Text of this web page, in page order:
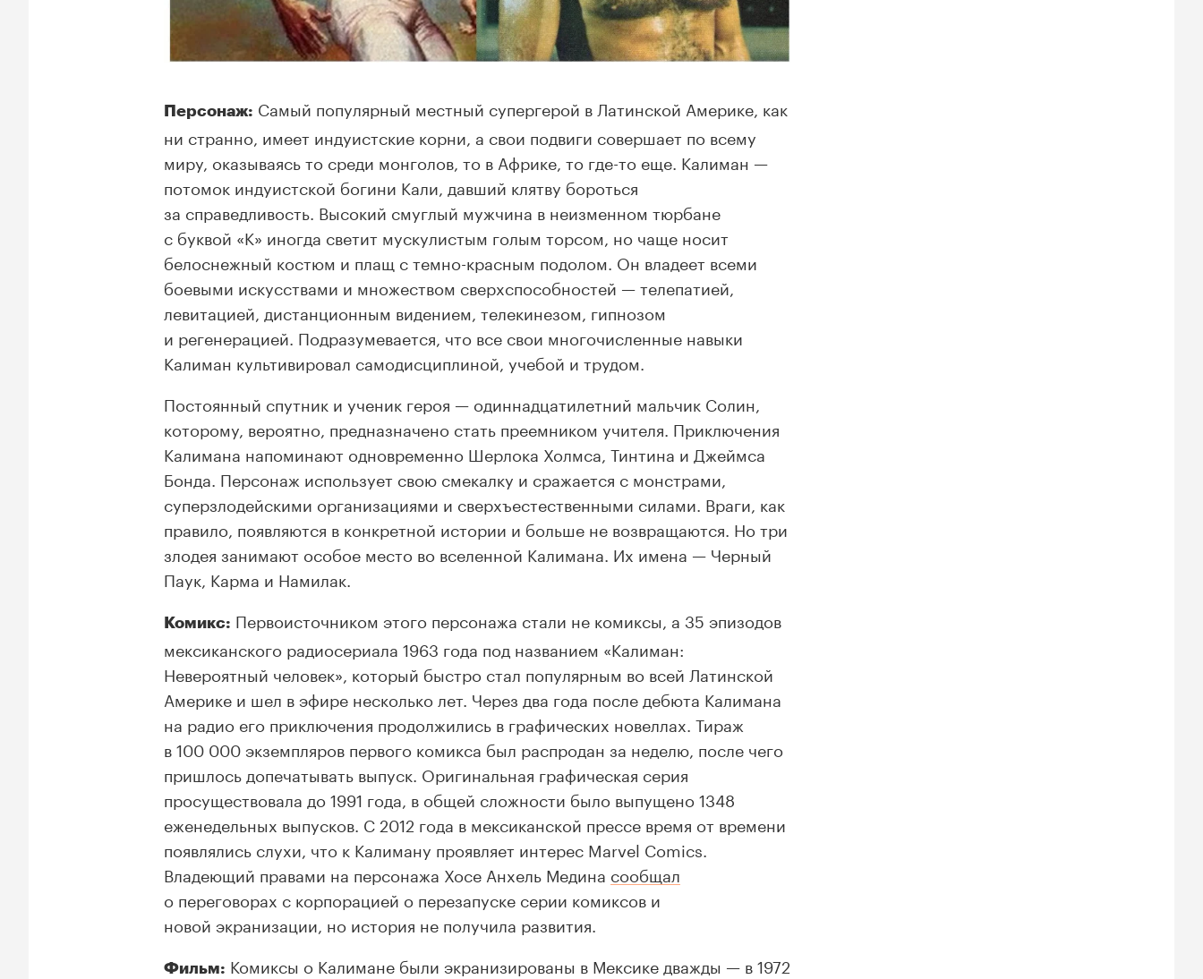
Персонаж: Самый популярный местный супергерой в Латинской Америке, как
ни странно, имеет индуистские корни, а свои подвиги совершает по всему
миру, оказываясь то среди монголов, то в Африке, то где-то еще. Калиман —
потомок индуистской богини Кали, давший клятву бороться
за справедливость. Высокий смуглый мужчина в неизменном тюрбане
с буквой «K» иногда светит мускулистым голым торсом, но чаще носит
белоснежный костюм и плащ с темно-красным подолом. Он владеет всеми
боевыми искусствами и множеством сверхспособностей — телепатией,
левитацией, дистанционным видением, телекинезом, гипнозом
и регенерацией. Подразумевается, что все свои многочисленные навыки
Калиман культивировал самодисциплиной, учебой и трудом.
Постоянный спутник и ученик героя — одиннадцатилетний мальчик Солин,
которому, вероятно, предназначено стать преемником учителя. Приключения
Калимана напоминают одновременно Шерлока Холмса, Тинтина и Джеймса
Бонда. Персонаж использует свою смекалку и сражается с монстрами,
суперзлодейскими организациями и сверхъестественными силами. Враги, как
правило, появляются в конкретной истории и больше не возвращаются. Но три
злодея занимают особое место во вселенной Калимана. Их имена — Черный
Паук, Карма и Намилак.
Комикс: Первоисточником этого персонажа стали не комиксы, а 35 эпизодов
мексиканского радиосериала 1963 года под названием «Калиман:
Невероятный человек», который быстро стал популярным во всей Латинской
Америке и шел в эфире несколько лет. Через два года после дебюта Калимана
на радио его приключения продолжились в графических новеллах. Тираж
в 100 000 экземпляров первого комикса был распродан за неделю, после чего
пришлось допечатывать выпуск. Оригинальная графическая серия
просуществовала до 1991 года, в общей сложности было выпущено 1348
еженедельных выпусков. С 2012 года в мексиканской прессе время от времени
появлялись слухи, что к Калиману проявляет интерес Marvel Comics.
Владеющий правами на персонажа Хосе Анхель Медина сообщал
о переговорах с корпорацией о перезапуске серии комиксов и
новой экранизации, но история не получила развития.
Фильм: Комиксы о Калимане были экранизированы в Мексике дважды — в 1972